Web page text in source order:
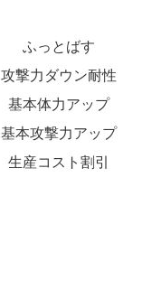
ふっとばす
攻撃力ダウン耐性
基本体力アップ
基本攻撃力アップ
生産コスト割引